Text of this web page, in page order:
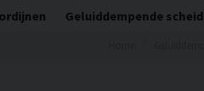
Geluiddempende